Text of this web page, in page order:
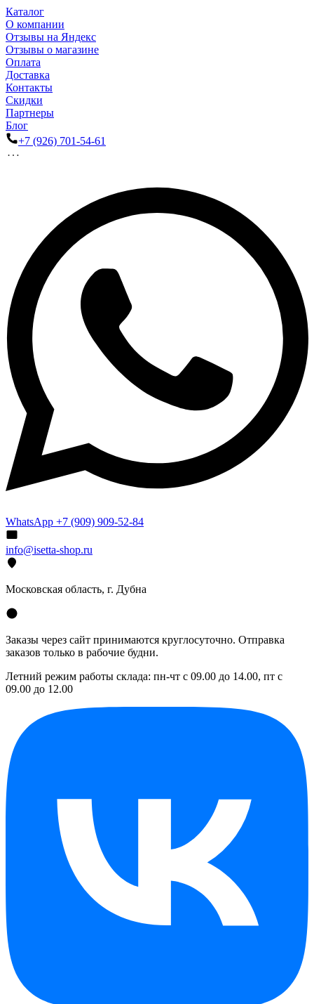
Каталог
О компании
Отзывы на Яндекс
Отзывы о магазине
Оплата
Доставка
Контакты
Скидки
Партнеры
Блог
+7 (926) 701-54-61
WhatsApp +7 (909) 909-52-84
info@isetta-shop.ru
Московская область, г. Дубна
Заказы через сайт принимаются круглосуточно. Отправка
заказов только в рабочие будни.
Летний режим работы склада: пн-чт с 09.00 до 14.00, пт с
09.00 до 12.00